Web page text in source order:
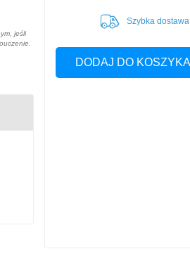
jeśli
DODAJ DO KOSZYKA
Szybka dostawa